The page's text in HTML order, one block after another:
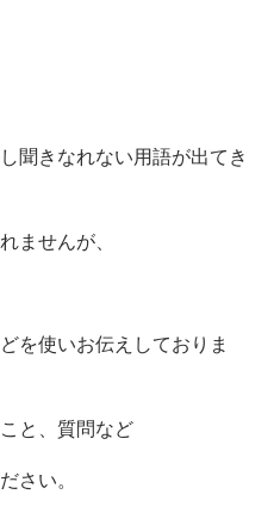
聞きなれない用語が出てき
ませんが、
を使いお伝えしておりま
と、質問など
さい。